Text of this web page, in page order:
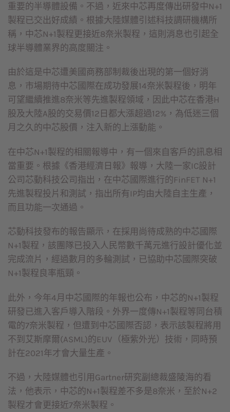
重要的半導體設備。不過，近來中芯再度傳出研發中N+1
製程已交出好成績。根據大陸媒體引述科技調研機構所
稱，中芯N+1製程更接近8奈米製程，這則消息也引起全
球半導體業界的高度關注。
由於這是中芯遭美國商務部制裁後出現的第一個好消
息，市場期待中芯國際在成功發展14奈米製程後，明年
可望繼續推進8奈米等先進製程領域，因此中芯在香港H
股及大陸A股的交易價12日都大漲超過12%，為低迷三個
月之久的中芯股價，注入新的上漲動能。
在中芯N+1製程的相關報導中，有一個來自客戶的訊息相
當重要。根據《香港經濟日報》報導，大陸一家IC設計
公司芯動科技公司指出，在中芯國際進行的FinFET N+1
先進製程投片和測試，指出所有IP均由大陸自主生產，
而且功能一次通過。
芯動科技發布的報告顯示，在採用尚待成熟的中芯國際
N+1製程，該團隊已投入人民幣數千萬元進行設計優化並
完成流片，經過數月的多輪測試，已協助中芯國際突破
N+1製程良率瓶頸。
此外，今年4月中芯國際的年報也公布，中芯的N+1製程
研發已進入客戶導入階段。外界一度傳N+1製程等同台積
電的7奈米製程，但遭到中芯國際否認，表示該製程將用
不到艾斯摩爾(ASML)的EUV（極紫外光）技術，同時預
計在2021年才會大量生產。
不過，大陸媒體也引用Gartner研究副總裁盛陵海的看
法，他表示，中芯的N+1製程差不多是8奈米，至於N+2
製程才會更接近7奈米製程。